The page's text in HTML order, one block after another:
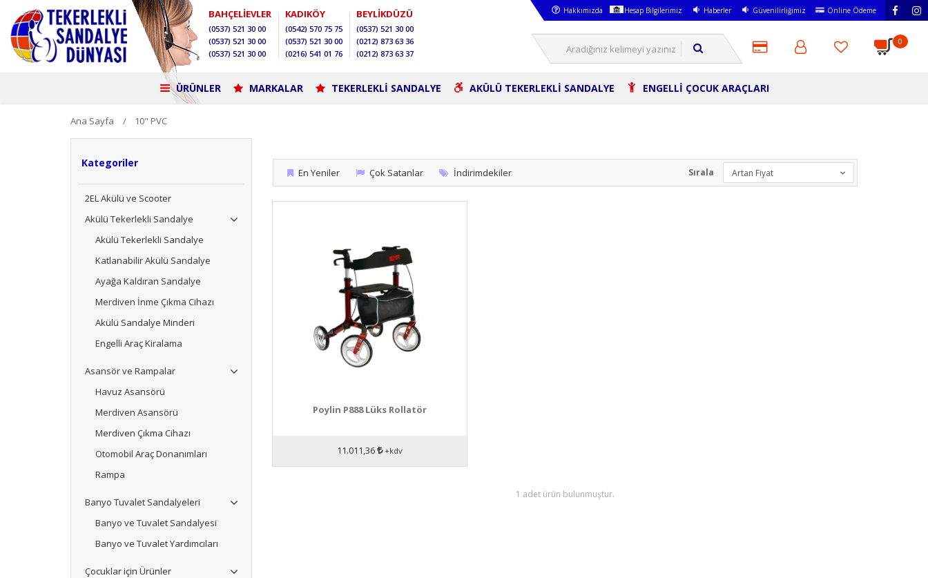
BAHÇELİEVLER
(0537) 521 30 00
(0537) 521 30 00
(0537) 521 30 00
KADIKÖY
(0542) 570 75 75
(0537) 521 30 00
(0216) 541 01 76
BEYLİKDÜZÜ
(0537) 521 30 00
(0212) 873 63 36
(0212) 873 63 37
Hakkımızda Hesap Bilgilerimiz Haberler Güvenilirliğimiz Online Ödeme
0
ÜRÜNLER MARKALAR TEKERLEKLİ SANDALYE AKÜLÜ TEKERLEKLİ SANDALYE ENGELLİ ÇOCUK ARAÇLARI
Ana Sayfa 10" PVC
Kategoriler
2EL Akülü ve Scooter
Akülü Tekerlekli Sandalye
Akülü Tekerlekli Sandalye
Katlanabilir Akülü Sandalye
Ayağa Kaldıran Sandalye
Merdiven İnme Çıkma Cihazı
Akülü Sandalye Minderi
Engelli Araç Kiralama
Asansör ve Rampalar
Havuz Asansörü
Merdiven Asansörü
Merdiven Çıkma Cihazı
Otomobil Araç Donanımları
Rampa
Banyo Tuvalet Sandalyeleri
Banyo ve Tuvalet Sandalyesi
Banyo ve Tuvalet Yardımcıları
Çocuklar için Ürünler
En Yeniler Çok Satanlar İndirimdekiler Sırala
Poylin P888 Lüks Rollatör
11.011,36 +kdv
1 adet ürün bulunmuştur.